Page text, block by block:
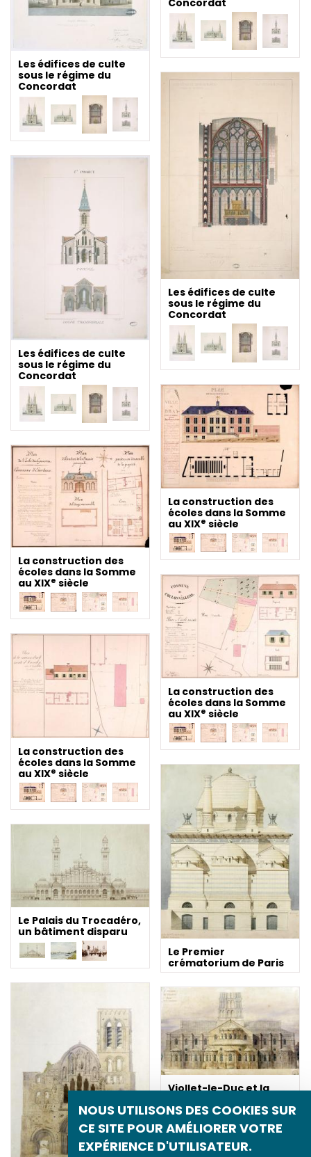
NOUS UTILISONS DES COOKIES SUR
CE SITE POUR AMÉLIORER VOTRE
EXPÉRIENCE D'UTILISATEUR.
Les édifices de culte
sous le régime du
Concordat
Les édifices de culte
sous le régime du
Concordat
Les édifices de culte
sous le régime du
Concordat
La construction des
écoles dans la Somme
au XIXe siècle
La construction des
écoles dans la Somme
au XIXe siècle
La construction des
écoles dans la Somme
au XIXe siècle
La construction des
écoles dans la Somme
au XIXe siècle
Le Premier
crématorium de Paris
Le Palais du Trocadéro,
un bâtiment disparu
Viollet-le-Duc et la
monumentale